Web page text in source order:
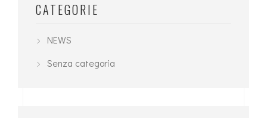
CATEGORIE
NEWS
Senza categoria